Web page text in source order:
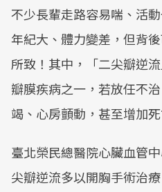
不少長輩走路容易喘、活
年紀大、體力變差，但背
所致！其中，「二尖瓣逆
瓣膜疾病之一，若放任不
竭、心房顫動，甚至增加死
臺北榮民總醫院心臟血管
尖瓣逆流多以開胸手術治